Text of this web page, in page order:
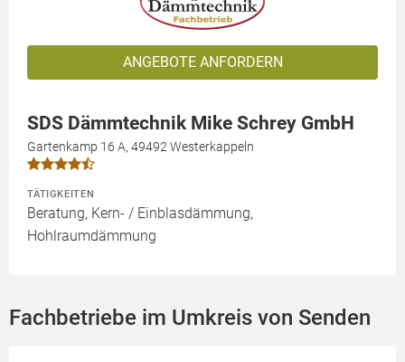
ANGEBOTE ANFORDERN
SDS Dämmtechnik Mike Schrey GmbH
Gartenkamp 16 A, 49492 Westerkappeln
TÄTIGKEITEN
Beratung, Kern- / Einblasdämmung,
Hohlraumdämmung
Fachbetriebe im Umkreis von Senden